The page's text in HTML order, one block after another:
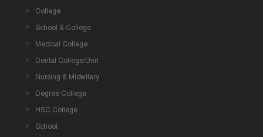
College
School & College
Medical College
Dental College/Unit
Nursing & Midwifery
Degree College
HSC College
School